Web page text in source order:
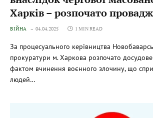
Харків – розпочато
ВІЙНА 04.04.2025 1 MIN READ
За процесуального керівництва
прокуратури м. Харкова розпочато досудове
фактом вчинення воєнного злочину, що
людей…